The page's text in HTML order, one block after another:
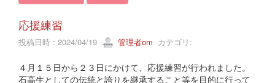
応援練習
投稿日時 : 2024/04/19 管理者om カテゴリ:
４月１５日から２３日にかけて、応援練習が行われました。
石高生としての伝統と誇りを継承すること等を目的に行って